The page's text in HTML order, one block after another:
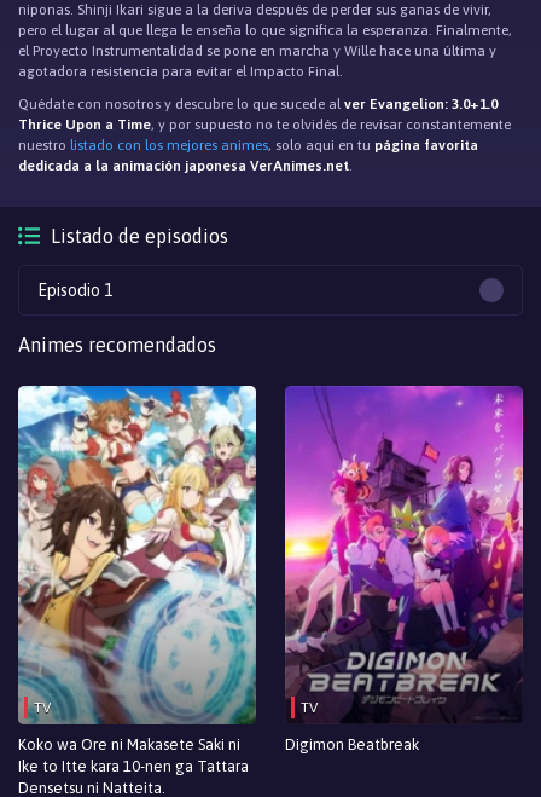
niponas. Shinji Ikari sigue a la deriva después de perder sus ganas de vivir,
pero el lugar al que llega le enseña lo que significa la esperanza. Finalmente,
el Proyecto Instrumentalidad se pone en marcha y Wille hace una última y
agotadora resistencia para evitar el Impacto Final.
Quédate con nosotros y descubre lo que sucede alver Evangelion: 3.0+1.0
Thrice Upon a Time, y por supuesto no te olvidés de revisar constantemente
nuestro listado con los mejores animes, solo aqui en tu página favorita
dedicada a la animación japonesa VerAnimes.net.
Listado de episodios
Episodio 1
Animes recomendados
TV
Koko wa Ore ni Makasete Saki ni
Ike to Itte kara 10-nen ga Tattara
Densetsu ni Natteita.
TV
Digimon Beatbreak